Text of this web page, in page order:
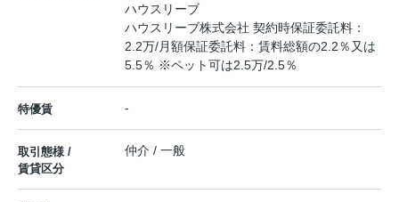
ハウスリーブ
ハウスリーブ株式会社 契約時保証委託料：
2.2万/月額保証委託料：賃料総額の2.2％又は
5.5％ ※ペット可は2.5万/2.5％
特優賃 -
取引態様 /
賃貸区分
仲介 / 一般